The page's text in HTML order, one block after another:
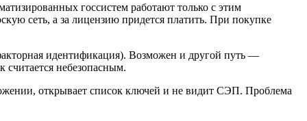
госсистем работают только с этим
сеть, а за лицензию придется платить. При покупке
идентификация). Возможен и другой путь —
считается небезопасным.
открывает список ключей и не видит СЭП. Проблема